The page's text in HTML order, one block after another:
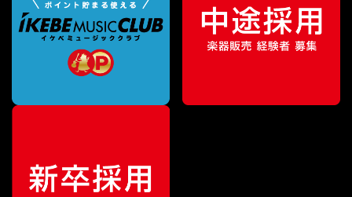
販売価格¥13,200（税込）